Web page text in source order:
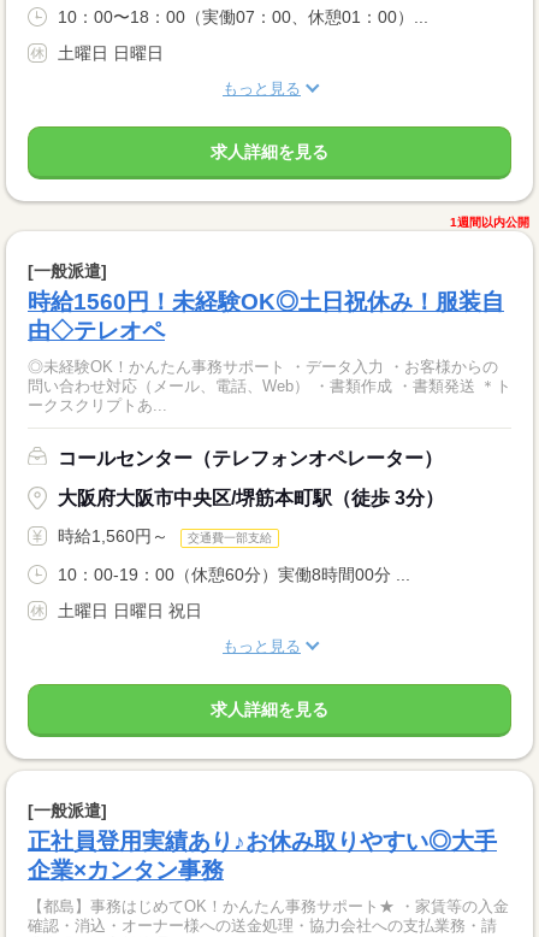
10：00〜18：00（実働07：00、休憩01：00）...
土曜日 日曜日
もっと見る
求人詳細を見る
1週間以内公開
[一般派遣]
時給1560円！未経験OK◎土日祝休み！服装自
由◇テレオペ
◎未経験OK！かんたん事務サポート ・データ入力 ・お客様からの
問い合わせ対応（メール、電話、Web） ・書類作成 ・書類発送 ＊ト
ークスクリプトあ...
コールセンター（テレフォンオペレーター）
大阪府大阪市中央区/堺筋本町駅（徒歩 3分）
時給1,560円～ 交通費一部支給
10：00-19：00（休憩60分）実働8時間00分 ...
土曜日 日曜日 祝日
もっと見る
求人詳細を見る
[一般派遣]
正社員登用実績あり♪お休み取りやすい◎大手
企業×カンタン事務
【都島】事務はじめてOK！かんたん事務サポート★ ・家賃等の入金
確認・消込・オーナー様への送金処理・協力会社への支払業務・請